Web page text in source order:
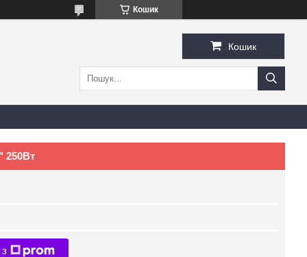
Кошик
Кошик
250Вт